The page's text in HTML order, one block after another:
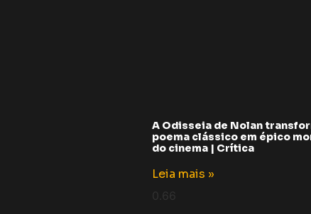
A Odisseia de Nolan
poema clássico em épico
do cinema | Crítica
Leia mais »